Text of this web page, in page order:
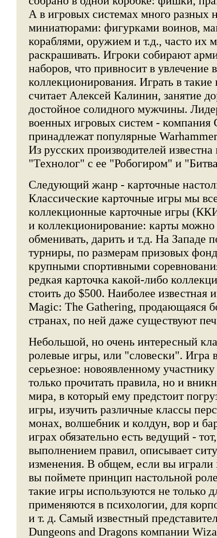
А в игровых системах много разных
миниатюрами: фигурками воинов,
кораблями, оружием и т.д., часто их
раскрашивать. Игроки собирают
наборов, что привносит в увлечение
коллекционирования. Играть в
считает Алексей Калинин, занятие
достойное солидного мужчины.
военных игровых систем - компания
принадлежат популярные
Из русских производителей
"Технолог" с ее "Робогиром" и
Следующий жанр - карточные
Классические карточные игры мы
коллекционные карточные игры
и коллекционирование: карты можно
обменивать, дарить и т.д. На Западе
турниры, по размерам призовых
крупными спортивными
редкая карточка какой-либо
стоить до $500. Наиболее известная
Magic: The Gathering, продающаяся
странах, по ней даже существуют
Небольшой, но очень интересный
ролевые игры, или "словески". Игра
серьезное: новоявленному
только прочитать правила, но и
мира, в который ему предстоит
игры, изучить различные классы
монах, волшебник и колдун, вор и
играх обязательно есть ведущий -
выполнением правил, описывает
изменения. В общем, если вы
вы поймете принцип настольной
такие игры используются не только
применяются в психологии, для
и т. д. Самый известный
Dungeons and Dragons компании